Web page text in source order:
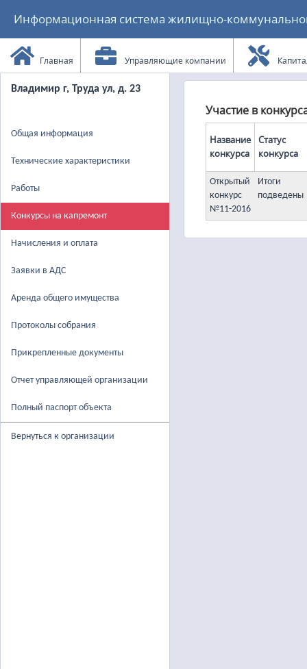
Информационная система жилищно-
Главная Управляющие компании
Владимир г, Труда ул, д. 23
Общая информация
Технические характеристики
Работы
Конкурсы на капремонт
Начисления и оплата
Заявки в АДС
Аренда общего имущества
Протоколы собрания
Прикрепленные документы
Отчет управляющей организации
Полный паспорт объекта
Вернуться к организации
Участие в
Название
конкурса
Статус
конкурса
Открытый
конкурс
№11-2016
Итоги
подведены